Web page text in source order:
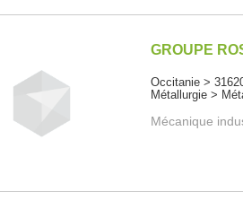
GROUPE
Occitanie >
Métallurgie >
Mécanique